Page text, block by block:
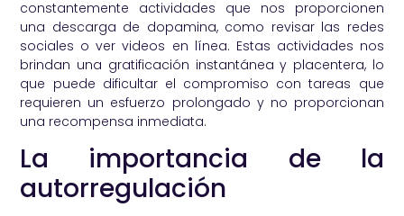
constantemente actividades que nos proporcionen
una descarga de dopamina, como revisar las redes
sociales o ver videos en línea. Estas actividades nos
brindan una gratificación instantánea y placentera, lo
que puede dificultar el compromiso con tareas que
requieren un esfuerzo prolongado y no proporcionan
una recompensa inmediata.
La importancia de la
autorregulación